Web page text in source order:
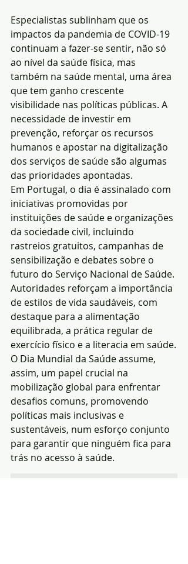
Especialistas sublinham que os
impactos da pandemia de COVID-19
continuam a fazer-se sentir, não só
ao nível da saúde física, mas
também na saúde mental, uma área
que tem ganho crescente
visibilidade nas políticas públicas. A
necessidade de investir em
prevenção, reforçar os recursos
humanos e apostar na digitalização
dos serviços de saúde são algumas
das prioridades apontadas.
Em Portugal, o dia é assinalado com
iniciativas promovidas por
instituições de saúde e organizações
da sociedade civil, incluindo
rastreios gratuitos, campanhas de
sensibilização e debates sobre o
futuro do Serviço Nacional de Saúde.
Autoridades reforçam a importância
de estilos de vida saudáveis, com
destaque para a alimentação
equilibrada, a prática regular de
exercício físico e a literacia em saúde.
O Dia Mundial da Saúde assume,
assim, um papel crucial na
mobilização global para enfrentar
desafios comuns, promovendo
políticas mais inclusivas e
sustentáveis, num esforço conjunto
para garantir que ninguém fica para
trás no acesso à saúde.